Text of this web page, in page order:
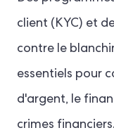
client (KYC) et
contre le
essentiels pour
d'argent, le
crimes